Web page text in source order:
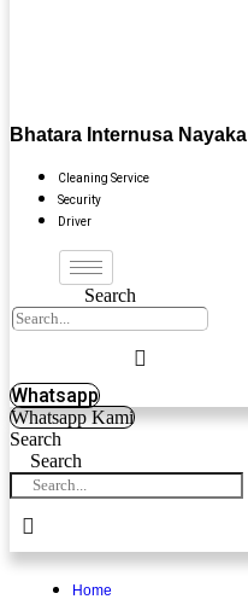
Bhatara Internusa Nayaka
Cleaning Service
Security
Driver
Search
Whatsapp
Whatsapp Kami
Search
Search
Home